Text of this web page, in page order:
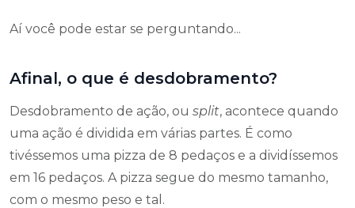
Aí você pode estar se perguntando...
Afinal, o que é desdobramento?
Desdobramento de ação, ou split, acontece quando
uma ação é dividida em várias partes. É como
tivéssemos uma pizza de 8 pedaços e a dividíssemos
em 16 pedaços. A pizza segue do mesmo tamanho,
com o mesmo peso e tal.